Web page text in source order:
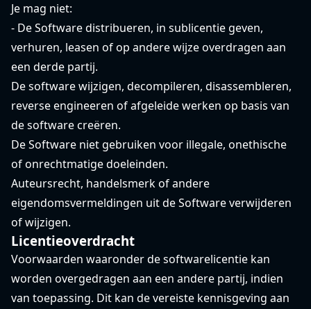
Je mag niet:
- De Software distribueren, in sublicentie geven,
verhuren, leasen of op andere wijze overdragen aan
een derde partij.
De software wijzigen, decompileren, disassembleren,
reverse engineeren of afgeleide werken op basis van
de software creëren.
De Software niet gebruiken voor illegale, onethische
of onrechtmatige doeleinden.
Auteursrecht, handelsmerk of andere
eigendomsvermeldingen uit de Software verwijderen
of wijzigen.
Licentieoverdracht
Voorwaarden waaronder de softwarelicentie kan
worden overgedragen aan een andere partij, indien
van toepassing. Dit kan de vereiste kennisgeving aan